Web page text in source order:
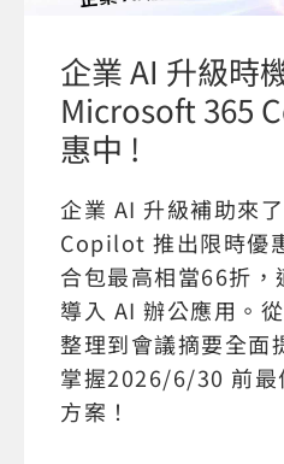
企業 AI 升級時
Microsoft 365
惠中 !
企業 AI 升級補助來
Copilot 推出限時優
合包最高相當66折，
導入 AI 辦公應用。
整理到會議摘要全面
掌握2026/6/30 前最
方案！